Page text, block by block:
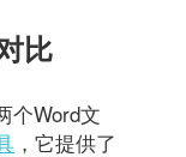
比
个Word文
，它提供了